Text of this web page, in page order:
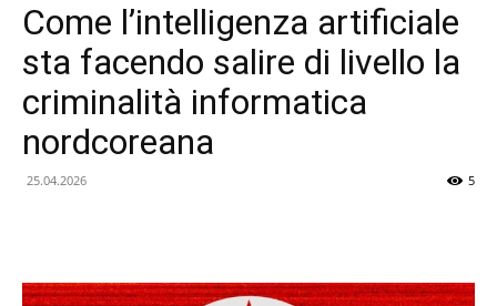
Come l’intelligenza artificiale
sta facendo salire di livello la
criminalità informatica
nordcoreana
25.04.2026 5